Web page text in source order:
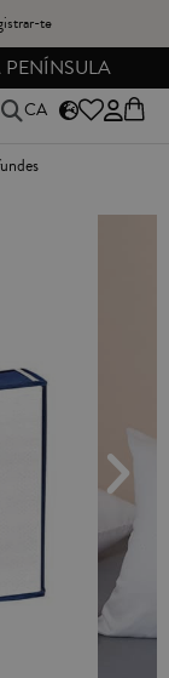
te
CA